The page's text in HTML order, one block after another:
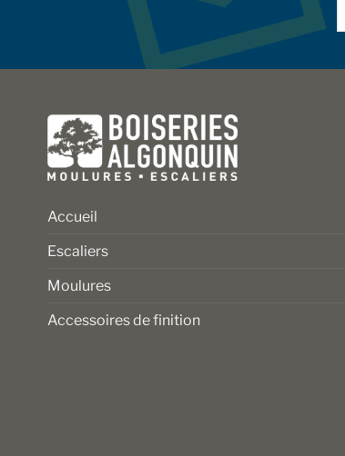
du
produit
Accueil
Escaliers
Moulures
Accessoires de finition